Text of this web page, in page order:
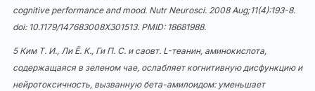
cognitive performance and mood. Nutr Neurosci. 2008 Aug;11(4):193-8.
doi: 10.1179/147683008X301513. PMID: 18681988.
5 Ким Т. И., Ли Ё. К., Ги П. С. и саовт. L-теанин, аминокислота,
содержащаяся в зеленом чае, ослабляет когнитивную дисфункцию и
нейротоксичность, вызванную бета-амилоидом: уменьшает